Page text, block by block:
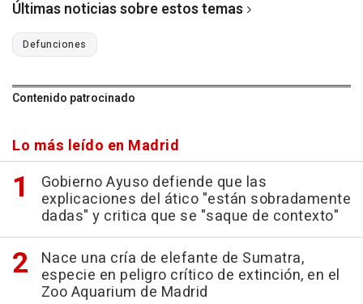
Últimas noticias sobre estos temas
Defunciones
Contenido patrocinado
Lo más leído en Madrid
Gobierno Ayuso defiende que las
explicaciones del ático "están sobradamente
dadas" y critica que se "saque de contexto"
Nace una cría de elefante de Sumatra,
especie en peligro crítico de extinción, en el
Zoo Aquarium de Madrid